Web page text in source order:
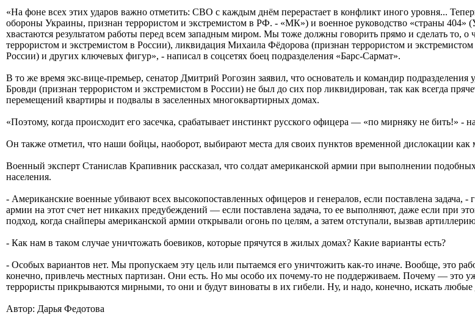
«На фоне всех этих ударов важно отметить: СВО с каждым днём перерастает в конфликт иного уровня...
обороны Украины, признан террористом и экстремистом в РФ. - «МК») и военное руководство «страны 404»
хвастаются результатом работы перед всем западным миром. Мы тоже должны говорить прямо и сделать то,
террористом и экстремистом в России), ликвидация Михаила Фёдорова (признан террористом и
России) и других ключевых фигур», - написал в соцсетях боец подразделения «Барс-Сармат».
В то же время экс-вице-премьер, сенатор Дмитрий Рогозин заявил, что основатель и командир
Бровди (признан террористом и экстремистом в России) не был до сих пор ликвидирован, так как всегда
перемещений квартиры и подвалы в заселенных многоквартирных домах.
«Поэтому, когда происходит его засечка, срабатывает инстинкт русского офицера — «по мирняку не бить!» -
Он также отметил, что наши бойцы, наоборот, выбирают места для своих пунктов временной дислокации
Военный эксперт Станислав Крапивник рассказал, что солдат американской армии при выполнении
населения.
- Американские военные убивают всех высокопоставленных офицеров и генералов, если поставлена задача,
армии на этот счет нет никаких предубеждений — если поставлена задача, то ее выполняют, даже если при
подход, когда снайперы американской армии открывали огонь по целям, а затем отступали, вызвав
- Как нам в таком случае уничтожать боевиков, которые прячутся в жилых домах? Какие варианты есть?
- Особых вариантов нет. Мы пропускаем эту цель или пытаемся его уничтожить как-то иначе. Вообще, это
конечно, привлечь местных партизан. Они есть. Но мы особо их почему-то не поддерживаем. Почему — это
террористы прикрываются мирными, то они и будут виноваты в их гибели. Ну, и надо, конечно, искать любые
Автор: Дарья Федотова